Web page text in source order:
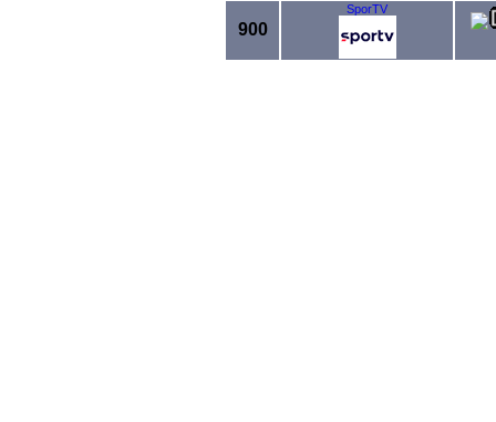
900
SporTV